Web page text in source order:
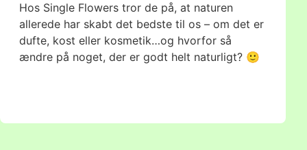
Hos Single Flowers tror de på, at naturen
allerede har skabt det bedste til os – om det er
dufte, kost eller kosmetik…og hvorfor så
ændre på noget, der er godt helt naturligt? 🙂